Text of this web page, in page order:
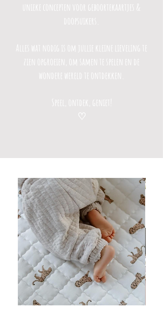
unieke concepten voor geboortekaartjes &
doopsuikers.
Alles wat nodig is om jullie kleine lieveling te
zien opgroeien, om samen te spelen en de
wondere wereld te ontdekken.
Speel, ontdek, geniet!
♡